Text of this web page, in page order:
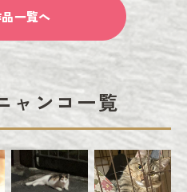
一覧へ
ャンコ一覧